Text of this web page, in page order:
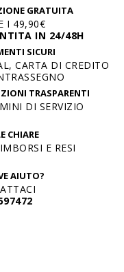
GRATUITA
I 49,90€
IN 24/48H
AIUTO?
SICURI
CARTA DI CREDITO
TRASPARENTI
DI SERVIZIO
CHIARE
E RESI